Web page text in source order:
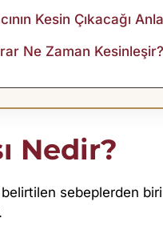
Kesin Çıkacağı
Ne Zaman Kesinleşir?
Nedir?
sebeplerden